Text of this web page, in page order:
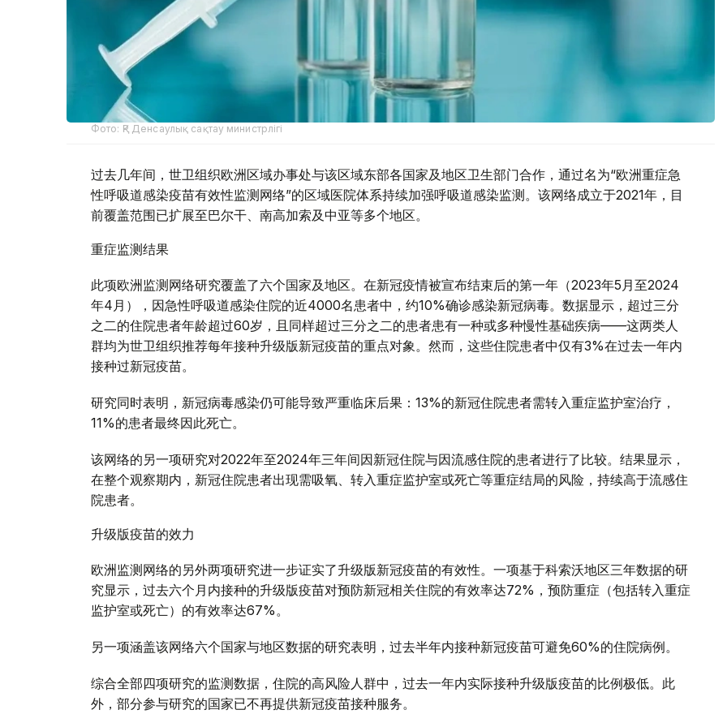
Фото: ҚР Денсаулық сақтау министрлігі
过去几年间，世卫组织欧洲区域办事处与该区域东部各国家及地区卫生部门合作，通过名为“欧洲重症急
性呼吸道感染疫苗有效性监测网络”的区域医院体系持续加强呼吸道感染监测。该网络成立于2021年，目
前覆盖范围已扩展至巴尔干、南高加索及中亚等多个地区。
重症监测结果
此项欧洲监测网络研究覆盖了六个国家及地区。在新冠疫情被宣布结束后的第一年（2023年5月至2024
年4月），因急性呼吸道感染住院的近4000名患者中，约10%确诊感染新冠病毒。数据显示，超过三分
之二的住院患者年龄超过60岁，且同样超过三分之二的患者患有一种或多种慢性基础疾病——这两类人
群均为世卫组织推荐每年接种升级版新冠疫苗的重点对象。然而，这些住院患者中仅有3%在过去一年内
接种过新冠疫苗。
研究同时表明，新冠病毒感染仍可能导致严重临床后果：13%的新冠住院患者需转入重症监护室治疗，
11%的患者最终因此死亡。
该网络的另一项研究对2022年至2024年三年间因新冠住院与因流感住院的患者进行了比较。结果显示，
在整个观察期内，新冠住院患者出现需吸氧、转入重症监护室或死亡等重症结局的风险，持续高于流感住
院患者。
升级版疫苗的效力
欧洲监测网络的另外两项研究进一步证实了升级版新冠疫苗的有效性。一项基于科索沃地区三年数据的研
究显示，过去六个月内接种的升级版疫苗对预防新冠相关住院的有效率达72%，预防重症（包括转入重症
监护室或死亡）的有效率达67%。
另一项涵盖该网络六个国家与地区数据的研究表明，过去半年内接种新冠疫苗可避免60%的住院病例。
综合全部四项研究的监测数据，住院的高风险人群中，过去一年内实际接种升级版疫苗的比例极低。此
外，部分参与研究的国家已不再提供新冠疫苗接种服务。